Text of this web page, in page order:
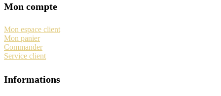
Mon compte
Mon espace client
Mon panier
Commander
Service client
Informations